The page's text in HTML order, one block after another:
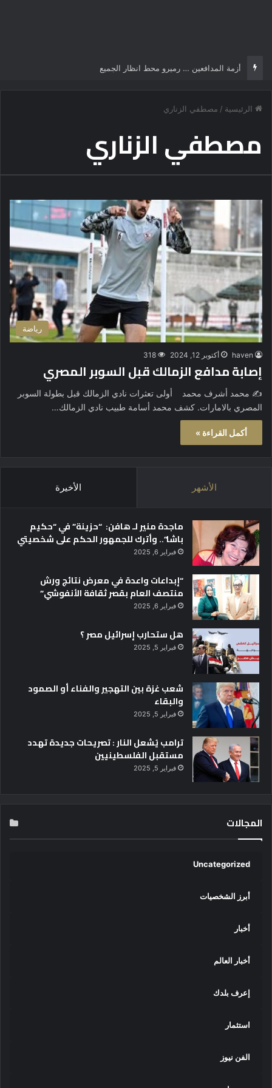
أزمة المدافعين … رميرو محط انظار الجميع
الرئيسية / مصطفي الزناري
مصطفي الزناري
رياضة
haven أكتوبر 12, 2024 318
إصابة مدافع الزمالك قبل السوبر المصري
✍️ محمد أشرف محمد أولى تعثرات نادي الزمالك قبل بطولة السوبر
المصري بالامارات. كشف محمد أسامة طبيب نادي الزمالك…
أكمل القراءة »
الأشهر الأخيرة
ماجدة منير لـ هافن: “حزينة” في “حكيم
باشا”.. وأترك للجمهور الحكم على شخصيتي
فبراير 6, 2025
“إبداعات واعدة في معرض نتائج ورش
منتصف العام بقصر ثقافة الأنفوشي”
فبراير 6, 2025
هل ستحارب إسرائيل مصر ؟
فبراير 5, 2025
شعب غزة بين التهجير والفناء أو الصمود
والبقاء
فبراير 5, 2025
ترامب يُشعل النار : تصريحات جديدة تهدد
مستقبل الفلسطينيين
فبراير 5, 2025
المجالات
Uncategorized
أبرز الشخصيات
أخبار
أخبار العالم
إعرف بلدك
استثمار
الفن نيوز